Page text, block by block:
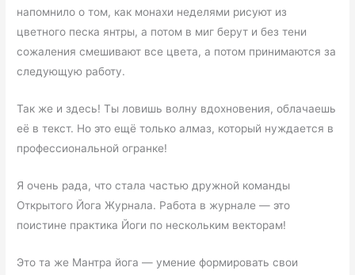
напомнило о том, как монахи неделями рисуют из
цветного песка янтры, а потом в миг берут и без тени
сожаления смешивают все цвета, а потом принимаются за
следующую работу.
Так же и здесь! Ты ловишь волну вдохновения, облачаешь
её в текст. Но это ещё только алмаз, который нуждается в
профессиональной огранке!
Я очень рада, что стала частью дружной команды
Открытого Йога Журнала. Работа в журнале — это
поистине практика Йоги по нескольким векторам!
Это та же Мантра йога — умение формировать свои